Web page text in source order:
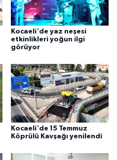
Kocaeli'de yaz neşesi
etkinlikleri yoğun ilgi
görüyor
Kocaeli'de 15 Temmuz
Köprülü Kavşağı yenilendi